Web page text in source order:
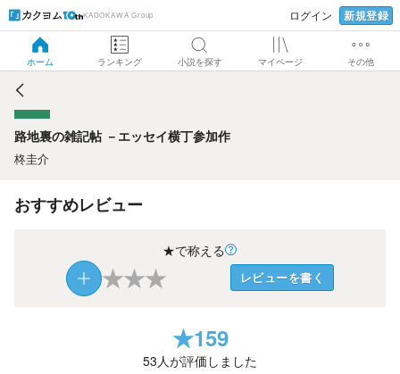
KADOKAWA Group ログイン 新規登録
ホーム ランキング 小説を探す マイページ その他
路地裏の雑記帖 －エッセイ横丁参加作
路地裏の雑記帖 －エッセイ横丁参加作
柊圭介
おすすめレビュー
★で称える
★★★ レビューを書く
★159
53人が評価しました